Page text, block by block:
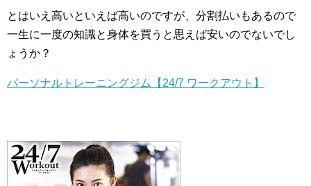
とはいえ高いといえば高いのですが、分割払いもあるので
一生に一度の知識と身体を買うと思えば安いのでないでし
ょうか？
パーソナルトレーニングジム【24/7 ワークアウト】